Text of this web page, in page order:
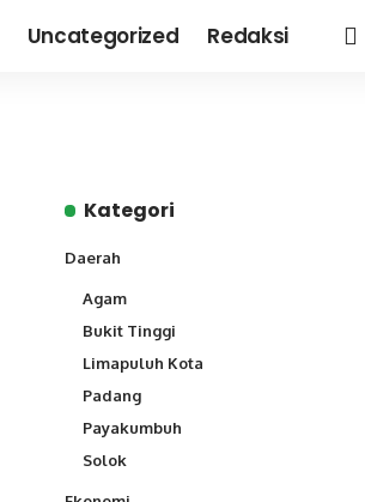
Uncategorized Redaksi
Kategori
Daerah
Agam
Bukit Tinggi
Limapuluh Kota
Padang
Payakumbuh
Solok